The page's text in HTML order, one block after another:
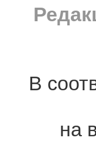
В
на